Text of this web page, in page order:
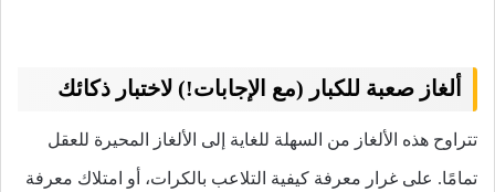
ألغاز صعبة للكبار (مع الإجابات!) لاختبار ذكائك
تتراوح هذه الألغاز من السهلة للغاية إلى الألغاز المحيرة للعقل
تمامًا. على غرار معرفة كيفية التلاعب بالكرات، أو امتلاك معرفة